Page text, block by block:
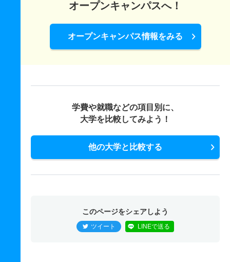
オープンキャンパスへ！
オープンキャンパス情報をみる
学費や就職などの項目別に、
大学を比較してみよう！
他の大学と比較する
このページをシェアしよう
ツイート LINEで送る